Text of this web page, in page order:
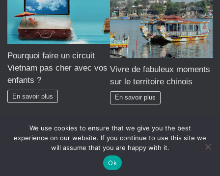
Pourquoi faire un circuit
Vietnam pas cher avec vos
enfants ?
En savoir plus
Vivre de fabuleux moments
sur le territoire chinois
En savoir plus
Hestia | Développé par
We use cookies to ensure that we give you the best
experience on our website. If you continue to use this site we
will assume that you are happy with it.
Ok